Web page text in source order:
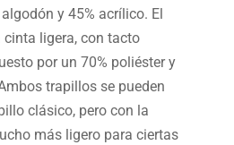
y 45% acrílico. El
ligera, con tacto
por un 70% poliéster y
trapillos se pueden
clásico, pero con la
más ligero para ciertas